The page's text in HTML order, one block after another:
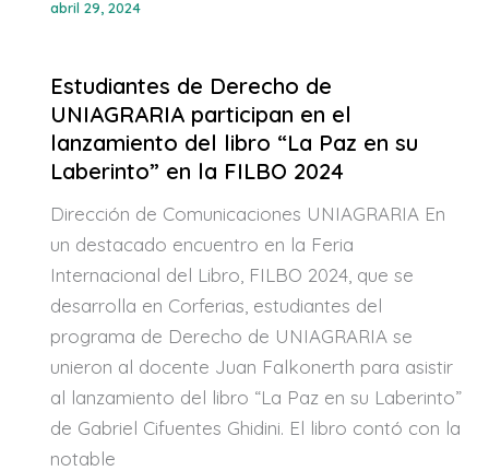
abril 29, 2024
Estudiantes de Derecho de
UNIAGRARIA participan en el
lanzamiento del libro “La Paz en su
Laberinto” en la FILBO 2024
Dirección de Comunicaciones UNIAGRARIA En
un destacado encuentro en la Feria
Internacional del Libro, FILBO 2024, que se
desarrolla en Corferias, estudiantes del
programa de Derecho de UNIAGRARIA se
unieron al docente Juan Falkonerth para asistir
al lanzamiento del libro “La Paz en su Laberinto”
de Gabriel Cifuentes Ghidini. El libro contó con la
notable